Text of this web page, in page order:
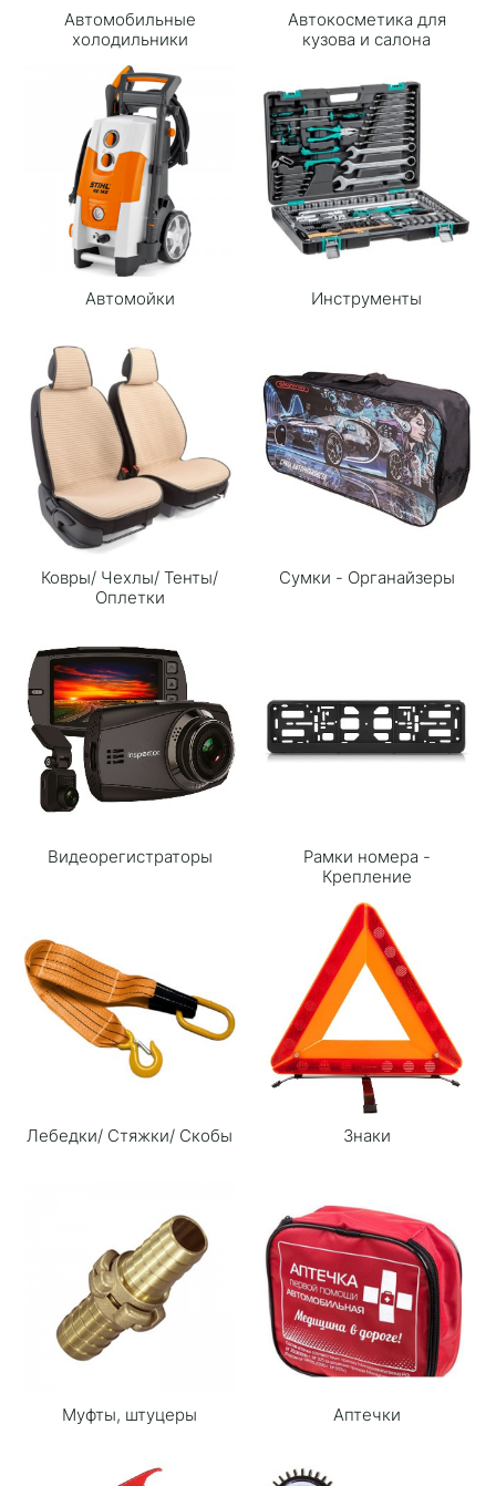
Автомобильные
холодильники
Автокосметика для
кузова и салона
Автомойки Инструменты
Ковры/ Чехлы/ Тенты/
Оплетки
Сумки - Органайзеры
Видеорегистраторы
Рамки номера -
Крепление
Лебедки/ Стяжки/ Скобы Знаки
Муфты, штуцеры Аптечки